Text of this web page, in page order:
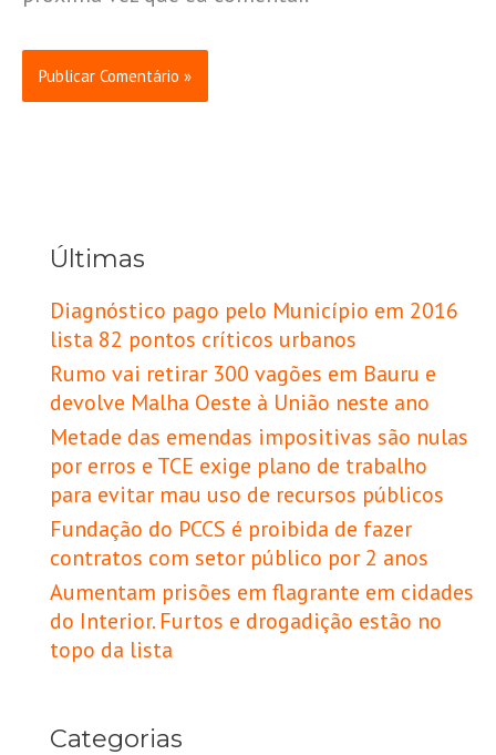
Últimas
Diagnóstico pago pelo Município em 2016
lista 82 pontos críticos urbanos
Rumo vai retirar 300 vagões em Bauru e
devolve Malha Oeste à União neste ano
Metade das emendas impositivas são nulas
por erros e TCE exige plano de trabalho
para evitar mau uso de recursos públicos
Fundação do PCCS é proibida de fazer
contratos com setor público por 2 anos
Aumentam prisões em flagrante em cidades
do Interior. Furtos e drogadição estão no
topo da lista
Categorias